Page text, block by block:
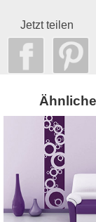
Jetzt teilen